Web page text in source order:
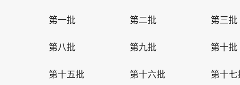
第一批 第二批 第三批
第八批 第九批 第十批
第十五批 第十六批 第十七